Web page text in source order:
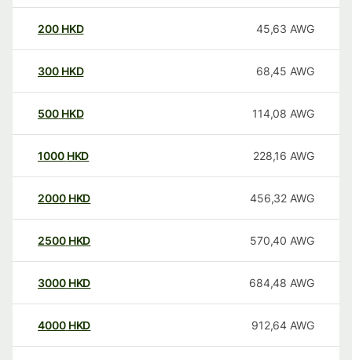
200 HKD 45,63 AWG
300 HKD 68,45 AWG
500 HKD 114,08 AWG
1000 HKD 228,16 AWG
2000 HKD 456,32 AWG
2500 HKD 570,40 AWG
3000 HKD 684,48 AWG
4000 HKD 912,64 AWG